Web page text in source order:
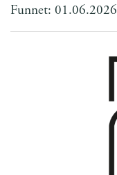
Funnet: 01.06.2026